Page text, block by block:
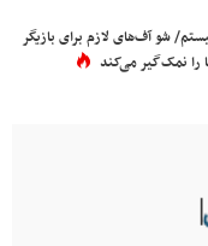
شو آف‌های لازم برای بازیگر
را نمک‌گیر می‌کند